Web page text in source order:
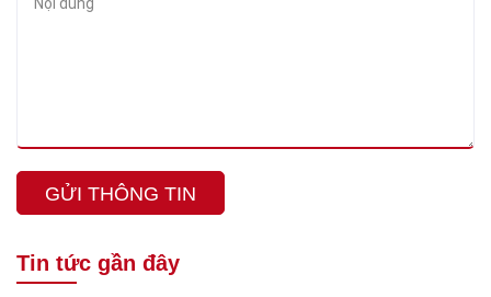
GỬI THÔNG TIN
Tin tức gần đây